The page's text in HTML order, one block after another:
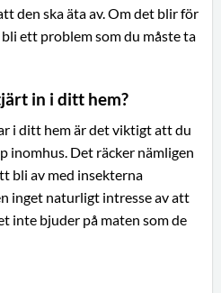
den ska äta av. Om det blir för
ett problem som du måste ta
in i ditt hem?
i ditt hem är det viktigt att du
inomhus. Det räcker nämligen
bli av med insekterna
inget naturligt intresse av att
inte bjuder på maten som de